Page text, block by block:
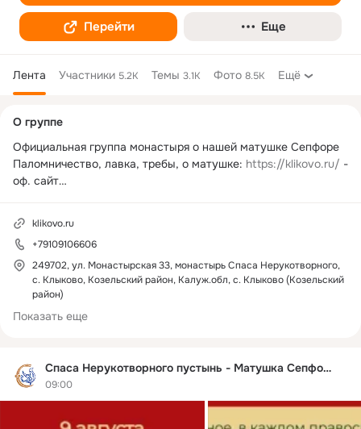
Перейти Еще
Лента Участники 5.2K Темы 3.1K Фото 8.5K Ещё
Спаса Нерукотворного пустынь - Матушка Сепфора
09:00
колонка
О группе
Официальная группа монастыря о нашей матушке Сепфоре
Паломничество, лавка, требы, о матушке: https://klikovo.ru/ -
https://t.me/Klikovo_Sepfora
https://vk.com/klikovo
klikovo.ru
+79109106606
249702, ул. Монастырская 33, монастырь Спаса Нерукотворного,
с. Клыково, Козельский район, Калуж.обл, с. Клыково (Козельский
район)
Показать еще